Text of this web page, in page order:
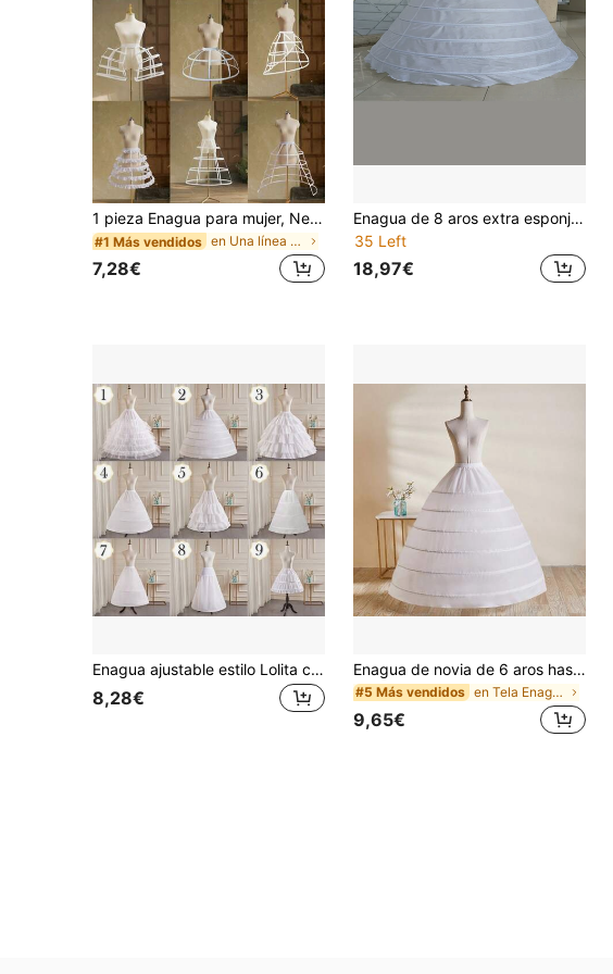
1 pieza Enagua para mujer, Negro/Blanco, Transpirable, Enagua corta para todas las estaciones, Esponjosa para boda nupcial, vestido de princesa o Lolita, Varios diseños de acero
#1 Más vendidos en Una línea Accesorios De Boda
7,28€
Enagua de 8 aros extra esponjosa de color blanco, adecuada para bodas, vestidos de gala, ropa de mujer de otoño
35 Left
18,97€
Enagua ajustable estilo Lolita con forro de vestido de princesa, enagua interior para vestido de novia, ropa de invierno para mujer, accesorios para el Día de San Valentín
8,28€
Enagua de novia de 6 aros hasta el suelo blanca para vestidos de boda y disfraces de baile
#5 Más vendidos en Tela Enaguas
9,65€